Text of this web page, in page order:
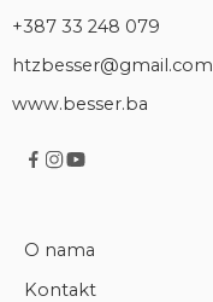
+387 33 248 079
htzbesser@gmail.com
www.besser.ba
O nama
Kontakt